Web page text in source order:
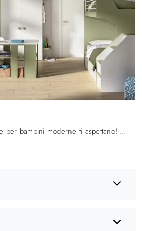
Le più belle camerette per bambini moderne ti aspettano! Scopri il modello Cameretta 216 di Zg Mobili.